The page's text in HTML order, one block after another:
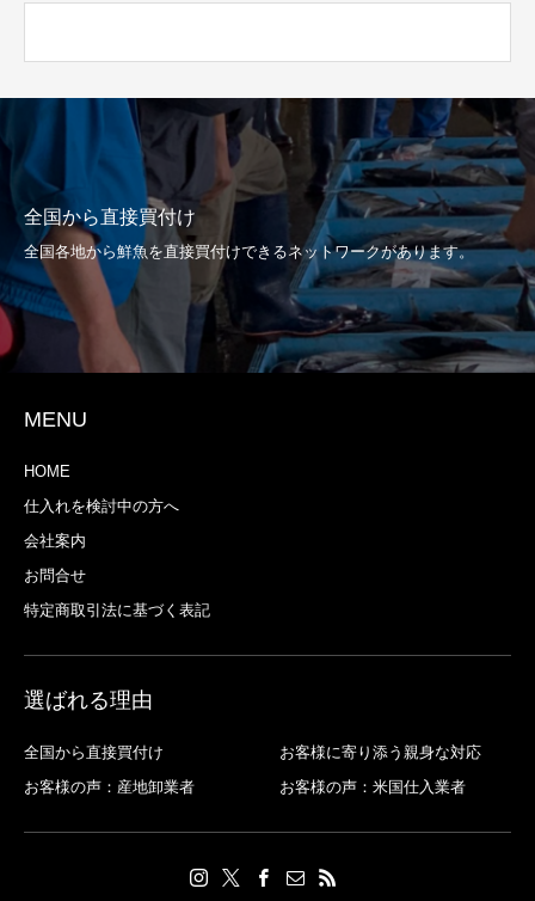
全国から直接買付け
全国各地から鮮魚を直接買付けできるネットワークがあります。
MENU
HOME
仕入れを検討中の方へ
会社案内
お問合せ
特定商取引法に基づく表記
選ばれる理由
全国から直接買付け
お客様に寄り添う親身な対応
お客様の声：産地卸業者
お客様の声：米国仕入業者